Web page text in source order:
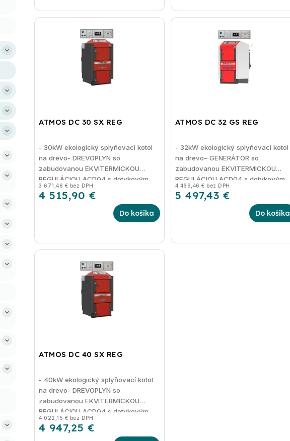
ATMOS DC 30 SX REG
3 671,46 € bez DPH
4 515,90 €
Do košíka
- 30kW ekologický splyňovací kotol
na drevo- DREVOPLYN so
zabudovanou EKVITERMICKOU
REGULÁCIOU ACD04 s dotykovým
displejom
ATMOS DC 32 GS REG
4 469,46 € bez DPH
5 497,43 €
Do košíka
- 32kW ekologický splyňovací kotol
na drevo– GENERÁTOR so
zabudovanou EKVITERMICKOU
REGULÁCIOU ACD04 s dotykovým
displejom
ATMOS DC 40 SX REG
4 022,15 € bez DPH
4 947,25 €
- 40kW ekologický splyňovací kotol
na drevo- DREVOPLYN so
zabudovanou EKVITERMICKOU
REGULÁCIOU ACD04 s dotykovým
displejom